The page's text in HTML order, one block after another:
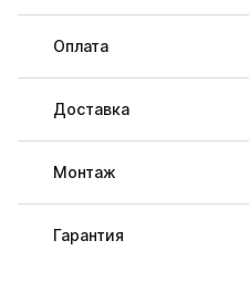
Оплата
Доставка
Монтаж
Гарантия